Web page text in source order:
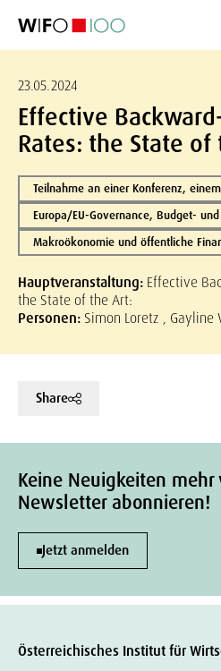
23.05.2024
Effective
Rates: the State of
Teilnahme an einer Konferenz,
Europa/EU-Governance, Budget-
Makroökonomie und öffentliche
Hauptveranstaltung: Effective
the State of the Art:
Personen: Simon Loretz , Gayline
Share
Keine Neuigkeiten mehr
Newsletter abonnieren!
Jetzt anmelden
Österreichisches Institut für